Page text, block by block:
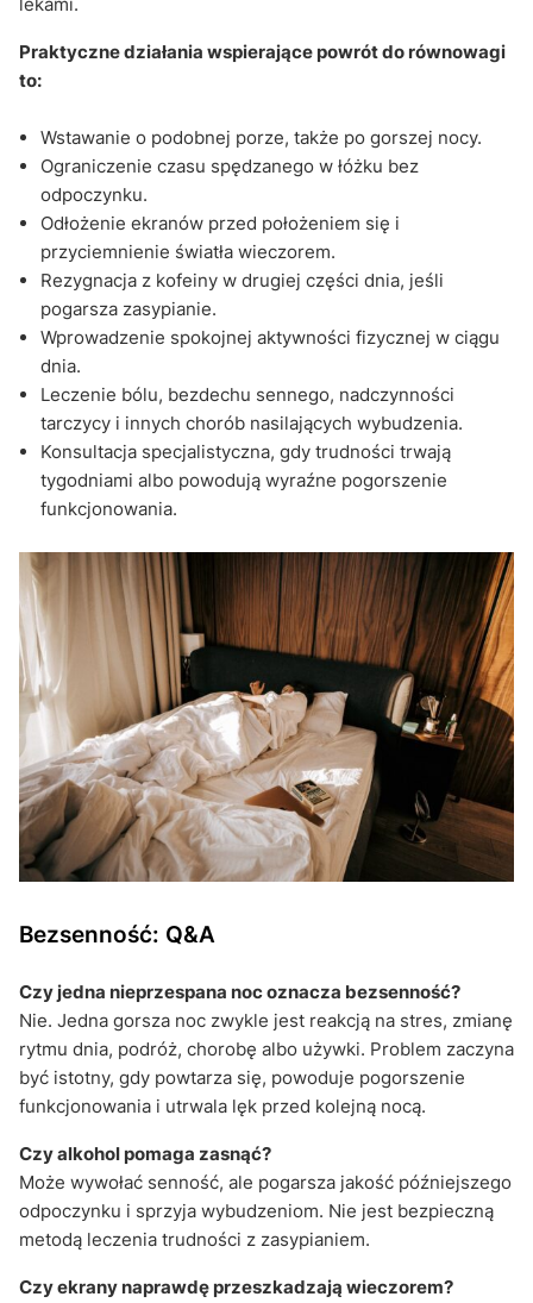
Praktyczne działania wspierające powrót do równowagi
to:
Wstawanie o podobnej porze, także po gorszej nocy.
Ograniczenie czasu spędzanego w łóżku bez
odpoczynku.
Odłożenie ekranów przed położeniem się i
przyciemnienie światła wieczorem.
Rezygnacja z kofeiny w drugiej części dnia, jeśli
pogarsza zasypianie.
Wprowadzenie spokojnej aktywności fizycznej w ciągu
dnia.
Leczenie bólu, bezdechu sennego, nadczynności
tarczycy i innych chorób nasilających wybudzenia.
Konsultacja specjalistyczna, gdy trudności trwają
tygodniami albo powodują wyraźne pogorszenie
funkcjonowania.
Bezsenność: Q&A
Czy jedna nieprzespana noc oznacza bezsenność?
Nie. Jedna gorsza noc zwykle jest reakcją na stres, zmianę
rytmu dnia, podróż, chorobę albo używki. Problem zaczyna
być istotny, gdy powtarza się, powoduje pogorszenie
funkcjonowania i utrwala lęk przed kolejną nocą.
Czy alkohol pomaga zasnąć?
Może wywołać senność, ale pogarsza jakość późniejszego
odpoczynku i sprzyja wybudzeniom. Nie jest bezpieczną
metodą leczenia trudności z zasypianiem.
Czy ekrany naprawdę przeszkadzają wieczorem?